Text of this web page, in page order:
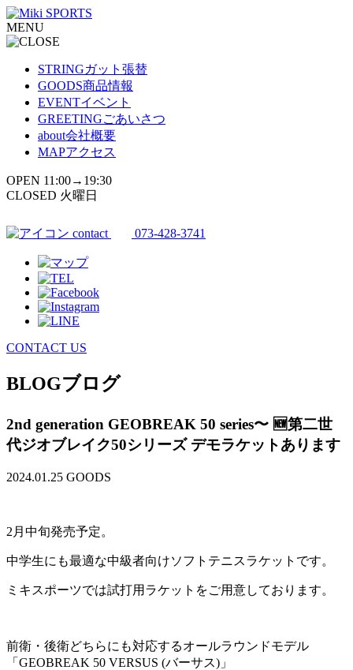
コ
ン
テ
MENU
STRINGガット張替
GOODS商品情報
EVENTイベント
GREETINGごあいさつ
about会社概要
MAPアクセス
OPEN 11:00→19:30
CLOSED 火曜日
contact 073-428-3741
CONTACT US
BLOGブログ
2nd generation GEOBREAK 50 series〜 🆕第二世
代ジオブレイク50シリーズ デモラケットあります
2024.01.25 GOODS
2月中旬発売予定。
中学生にも最適な中級者向けソフトテニスラケットです。
ミキスポーツでは試打用ラケットをご用意しております。
前衛・後衛どちらにも対応するオールラウンドモデル
「GEOBREAK 50 VERSUS (バーサス)」